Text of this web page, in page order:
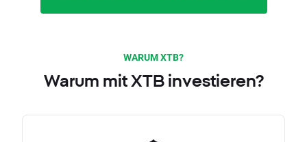
WARUM XTB?
Warum mit XTB investieren?